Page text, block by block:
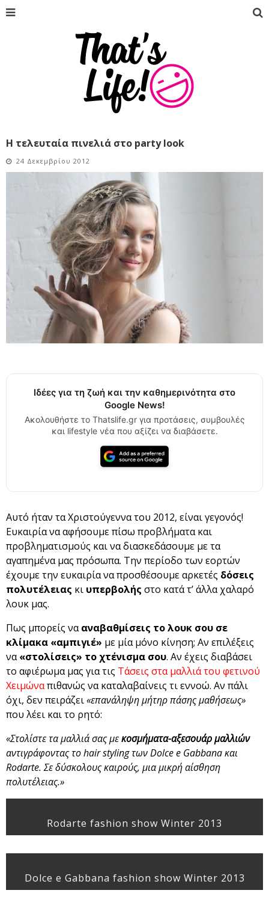
Η τελευταία πινελιά στο party look
24 Δεκεμβρίου 2012
Ιδέες για τη ζωή και την καθημερινότητα στο
Google News!
Ακολουθήστε το Thatslife.gr για προτάσεις, συμβουλές
και lifestyle νέα που αξίζει να διαβάσετε.
Αυτό ήταν τα Χριστούγεννα του 2012, είναι γεγονός!
Ευκαιρία να αφήσουμε πίσω προβλήματα και
προβληματισμούς και να διασκεδάσουμε με τα
αγαπημένα μας πρόσωπα. Την περίοδο των εορτών
έχουμε την ευκαιρία να προσθέσουμε αρκετές δόσεις
πολυτέλειας κι υπερβολής στο κατά τ’ άλλα χαλαρό
λουκ μας.
Πως μπορείς νααναβαθμίσεις το λουκ σου σε
κλίμακα «αμπιγιέ» με μία μόνο κίνηση; Αν επιλέξεις
να«στολίσεις» το χτένισμα σου. Αν έχεις διαβάσει
το αφιέρωμα μας για τις Τάσεις στα μαλλιά του φετινού
Χειμώναπιθανώς να καταλαβαίνεις τι εννοώ. Αν πάλι
όχι, δεν πειράζει«επανάληψη μήτηρ πάσης μαθήσεως»
που λέει και το ρητό:
«Στολίστε τα μαλλιά σας μεκοσμήματα-αξεσουάρ μαλλιών
αντιγράφοντας το hair styling των Dolce e Gabbana και
Rodarte. Σε δύσκολους καιρούς, μια μικρή αίσθηση
πολυτέλειας.»
Rodarte fashion show Winter 2013
Dolce e Gabbana fashion show Winter 2013